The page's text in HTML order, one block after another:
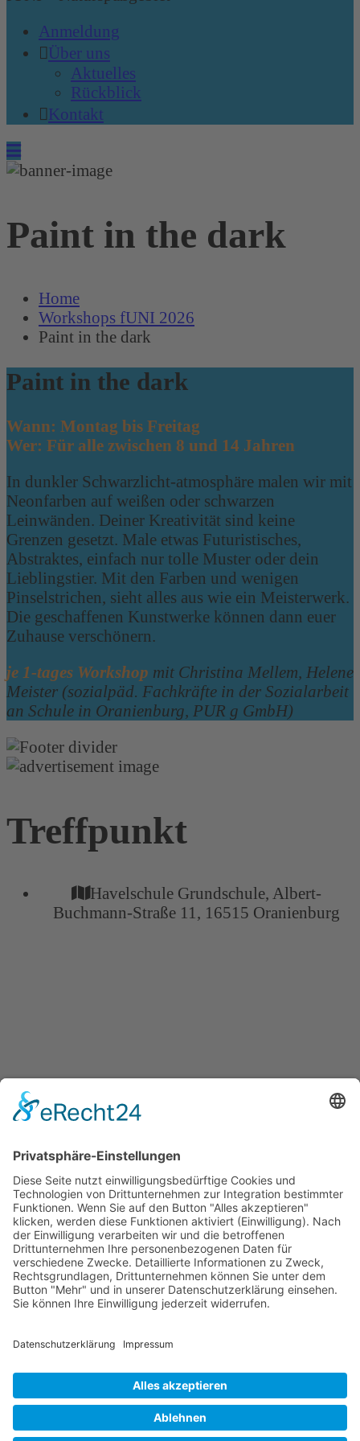
Anmeldung
Über uns
Aktuelles
Rückblick
Kontakt
Paint in the dark
Home
Workshops fUNI 2026
Paint in the dark
Paint in the dark
Wann: Montag bis Freitag
Wer: Für alle zwischen 8 und 14 Jahren
In dunkler Schwarzlicht-atmosphäre malen wir mit
Neonfarben auf weißen oder schwarzen
Leinwänden. Deiner Kreativität sind keine
Grenzen gesetzt. Male etwas Futuristisches,
Abstraktes, einfach nur tolle Muster oder dein
Lieblingstier. Mit den Farben und wenigen
Pinselstrichen, sieht alles aus wie ein Meisterwerk.
Die geschaffenen Kunstwerke können dann euer
Zuhause verschönern.
je 1-tages Workshop mit Christina Mellem, Helene
Meister (sozialpäd. Fachkräfte in der Sozialarbeit
an Schule in Oranienburg, PUR g GmbH)
Treffpunkt
Havelschule Grundschule, Albert-
Buchmann-Straße 11, 16515 Oranienburg
Impressum
Ein Gemeinschaftsprojekt der Städte: